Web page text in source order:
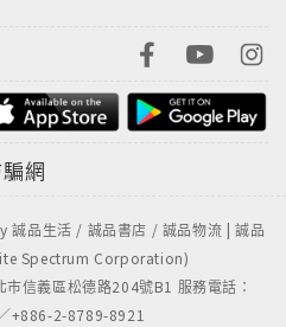
網
品生活 / 誠品書店 / 誠品物流 | 誠品
Spectrum Corporation)
信義區松德路204號B1 服務電話：
+886-2-8789-8921